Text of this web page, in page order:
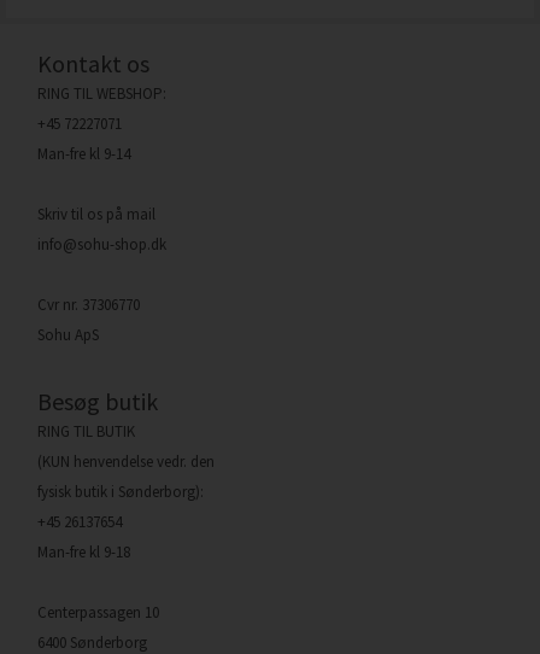
Kontakt os
RING TIL WEBSHOP:
+45 72227071
Man-fre kl 9-14
Skriv til os på mail
info@sohu-shop.dk
Cvr nr. 37306770
Sohu ApS
Besøg butik
RING TIL BUTIK
(KUN henvendelse vedr. den
fysisk butik i Sønderborg):
+45 26137654
Man-fre kl 9-18
Centerpassagen 10
6400 Sønderborg